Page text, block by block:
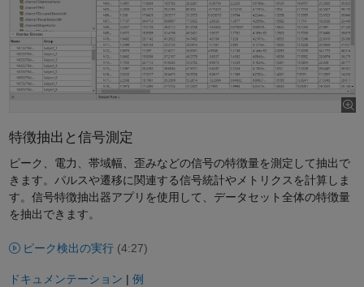
特徴抽出と信号測定
ピーク、電力、帯域幅、歪みなどの信号の特徴量を測定して抽出で
きます。パルスや遷移に関連する信号統計やメトリクスを計算しま
す。信号特徴抽出器アプリを使用して、データセット全体の特徴量
を抽出できます。
ピーク検出の実行 (4:27)
ドキュメンテーション | 例